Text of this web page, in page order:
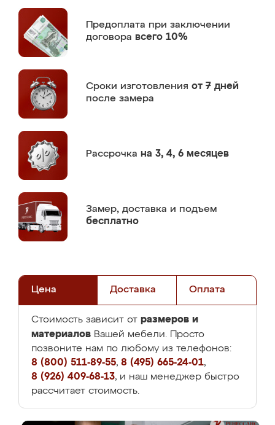
Предоплата при заключении
договора всего 10%
Сроки изготовления от 7 дней
после замера
Рассрочка на 3, 4, 6 месяцев
Замер, доставка и подъем
бесплатно
Цена Доставка Оплата
Стоимость зависит от размеров и
материалов Вашей мебели. Просто
позвоните нам по любому из телефонов:
8 (800) 511-89-55, 8 (495) 665-24-01,
8 (926) 409-68-13, и наш менеджер быстро
рассчитает стоимость.